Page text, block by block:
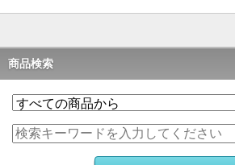
商品検索